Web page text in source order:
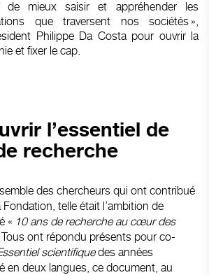
de mieux saisir et appréhender les
que traversent nos sociétés »,
Philippe Da Costa pour ouvrir la
et fixer le cap.
l’essentiel de
recherche
des chercheurs qui ont contribué
Fondation, telle était l’ambition de
« 10 ans de recherche au cœur des
Tous ont répondu présents pour co-
scientifiquedes années
en deux langues, ce document, au